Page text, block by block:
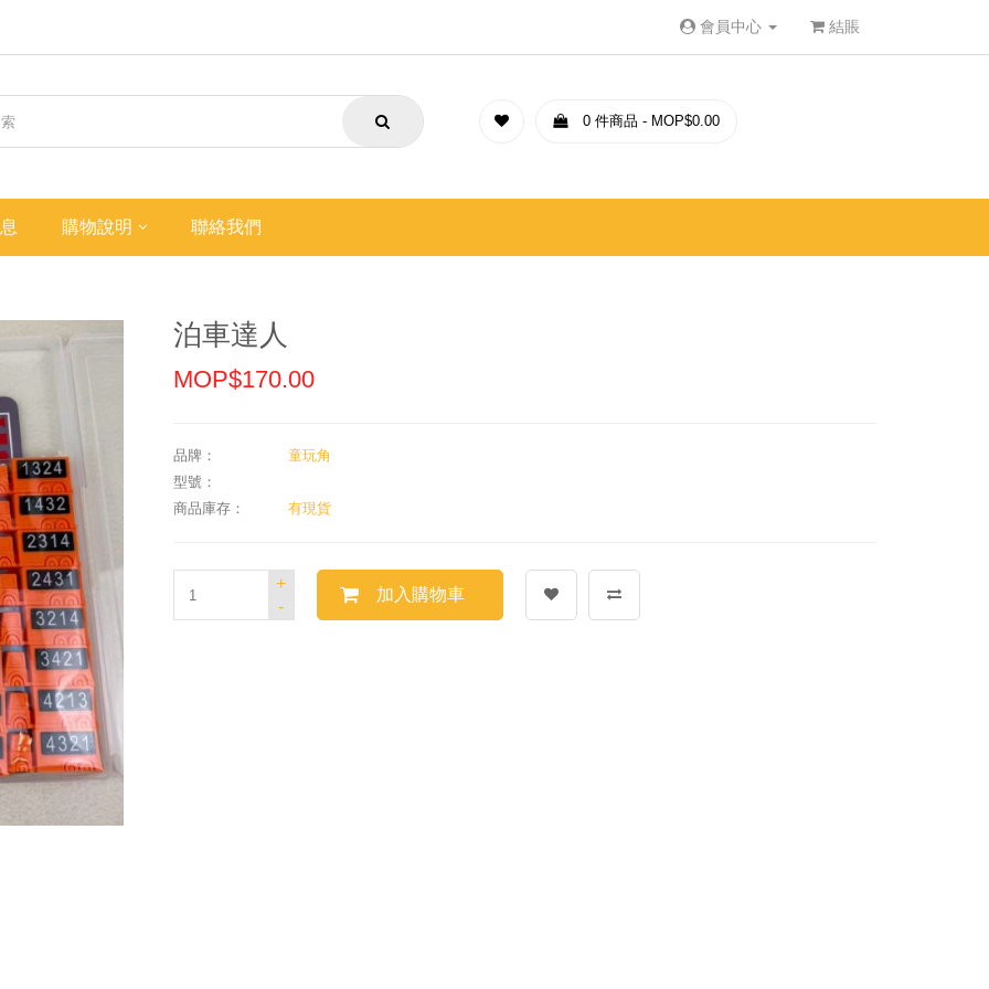
會員中心 結賬
0 件商品 - MOP$0.00
購物說明 聯絡我們
泊車達人
MOP$170.00
品牌：
童玩角
型號：
商品庫存：
有現貨
-
+
加入購物車